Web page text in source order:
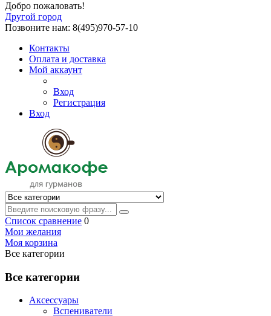
Добро пожаловать!
Другой город
Позвоните нам: 8(495)970-57-10
Контакты
Оплата и доставка
Мой аккаунт
Вход
Регистрация
Вход
Список сравнение 0
Мои желания
Моя корзина
Все категории
Все категории
Аксессуары
Вспениватели